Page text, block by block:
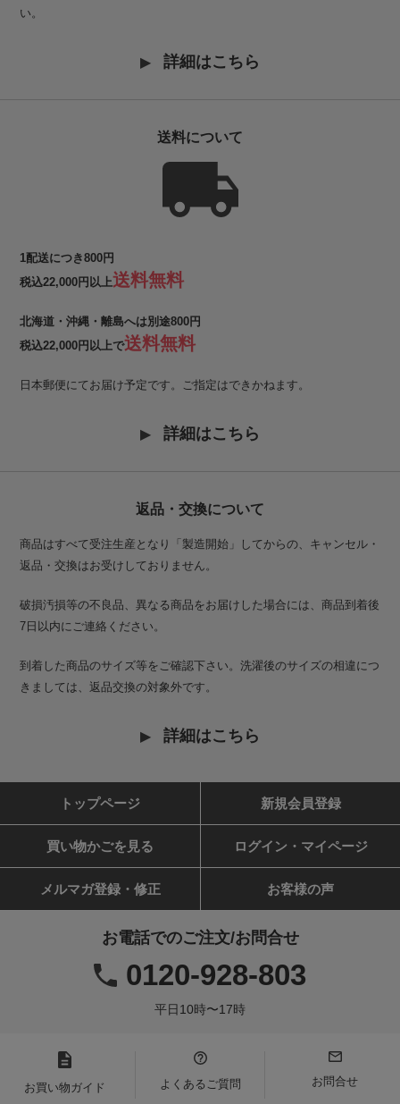
い。
詳細はこちら
送料について
1配送につき800円
税込22,000円以上送料無料
北海道・沖縄・離島へは別途800円
税込22,000円以上で送料無料
日本郵便にてお届け予定です。ご指定はできかねます。
詳細はこちら
返品・交換について
商品はすべて受注生産となり「製造開始」してからの、キャンセル・
返品・交換はお受けしておりません。
破損汚損等の不良品、異なる商品をお届けした場合には、商品到着後
7日以内にご連絡ください。
到着した商品のサイズ等をご確認下さい。洗濯後のサイズの相違につ
きましては、返品交換の対象外です。
詳細はこちら
トップページ 新規会員登録
買い物かごを見る ログイン・マイページ
メルマガ登録・修正 お客様の声
お電話でのご注文/お問合せ
0120-928-803
平日10時〜17時
お買い物ガイド よくあるご質問 お問合せ